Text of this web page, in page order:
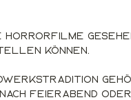
Horrorfilme
können.
Feierabend